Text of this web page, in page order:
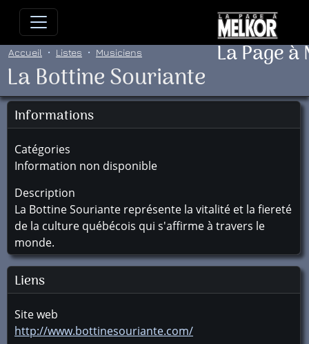
Allez directement au contenu
La Page
Accueil Listes Musiciens
La Bottine Souriante
Informations
Catégories
Information non disponible
Description
La Bottine Souriante représente la vitalité et la fiereté
de la culture québécois qui s'affirme à travers le
monde.
Liens
Site web
http://www.bottinesouriante.com/